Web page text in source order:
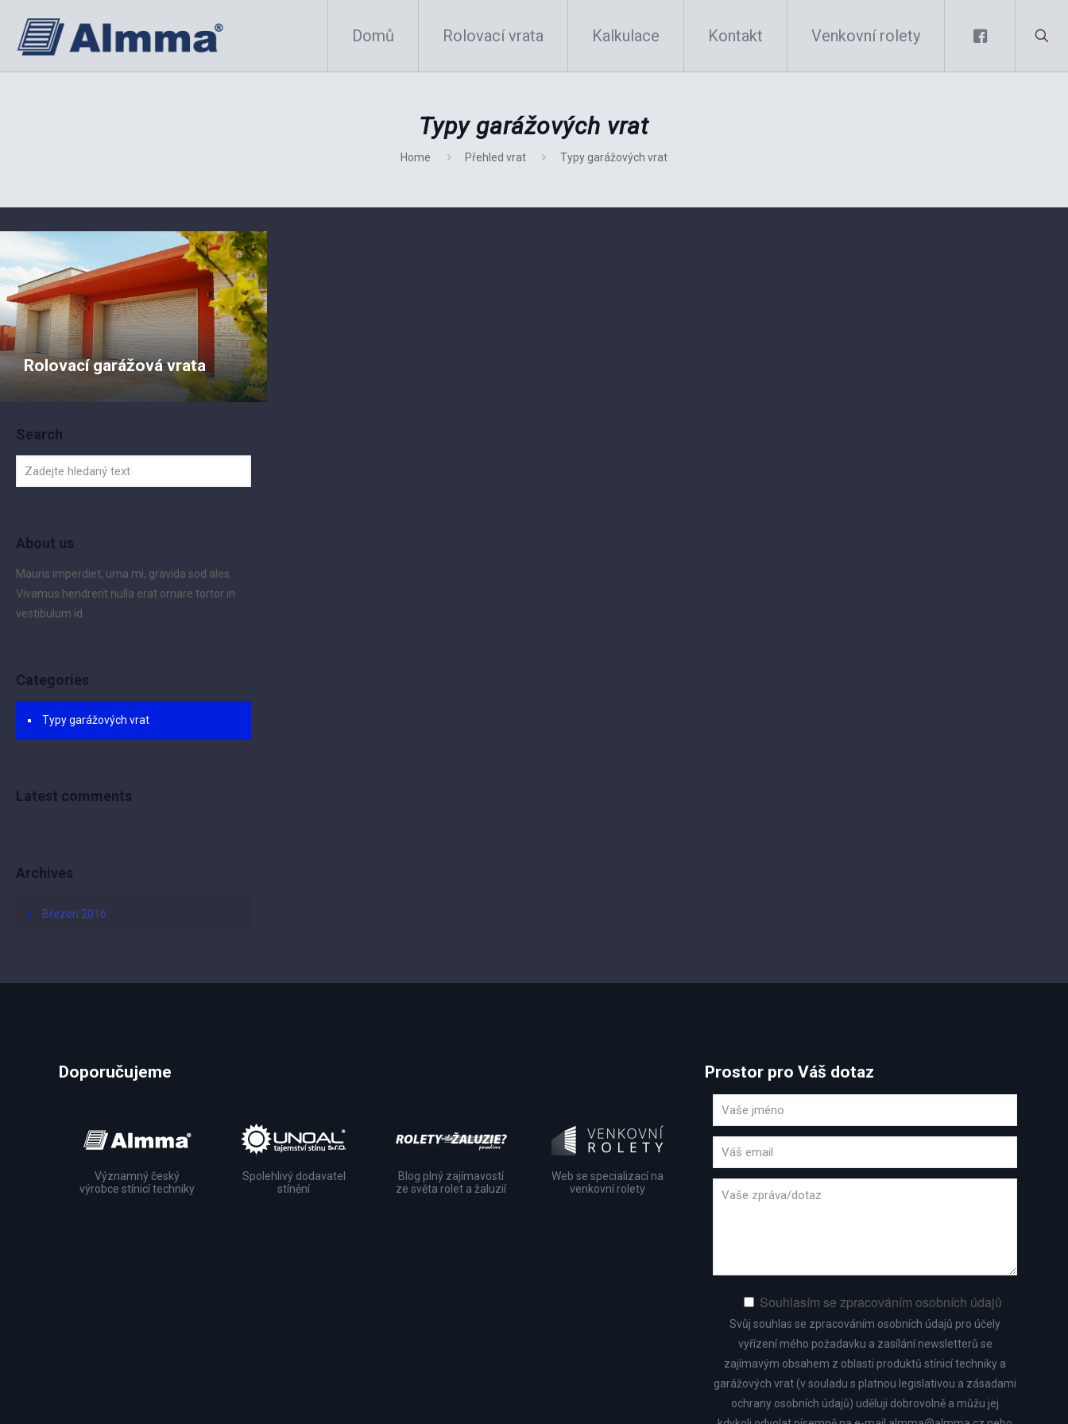
Domů Rolovací vrata Kalkulace Kontakt Venkovní rolety
Typy garážových vrat
Home Přehled vrat Typy garážových vrat
Rolovací garážová vrata
Search
About us
Mauris imperdiet, urna mi, gravida sod ales.
Vivamus hendrerit nulla erat ornare tortor in
vestibulum id.
Categories
Typy garážových vrat
Latest comments
Archives
Březen 2016
Doporučujeme
Významný český
výrobce stínicí techniky
Spolehlivý dodavatel
stínění
Blog plný zajímavostí
ze světa rolet a žaluzií
Web se specializací na
venkovní rolety
Prostor pro Váš dotaz
Souhlasím se zpracováním osobních údajů
Svůj souhlas se zpracováním osobních údajů pro účely
vyřízení mého požadavku a zasílání newsletterů se
zajímavým obsahem z oblasti produktů stínicí techniky a
garážových vrat (v souladu s platnou legislativou a zásadami
ochrany osobních údajů) uděluji dobrovolně a můžu jej